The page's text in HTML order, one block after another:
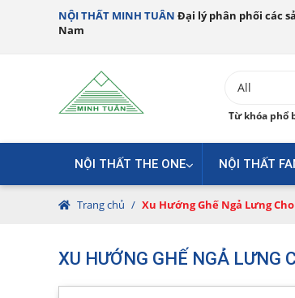
NỘI THẤT MINH TUÂN Đại lý phân phối các
Nam
Từ khóa phổ
NỘI THẤT THE ONE NỘI THẤT
Trang chủ / Xu Hướng Ghế Ngả Lưng
XU HƯỚNG GHẾ NGẢ LƯNG